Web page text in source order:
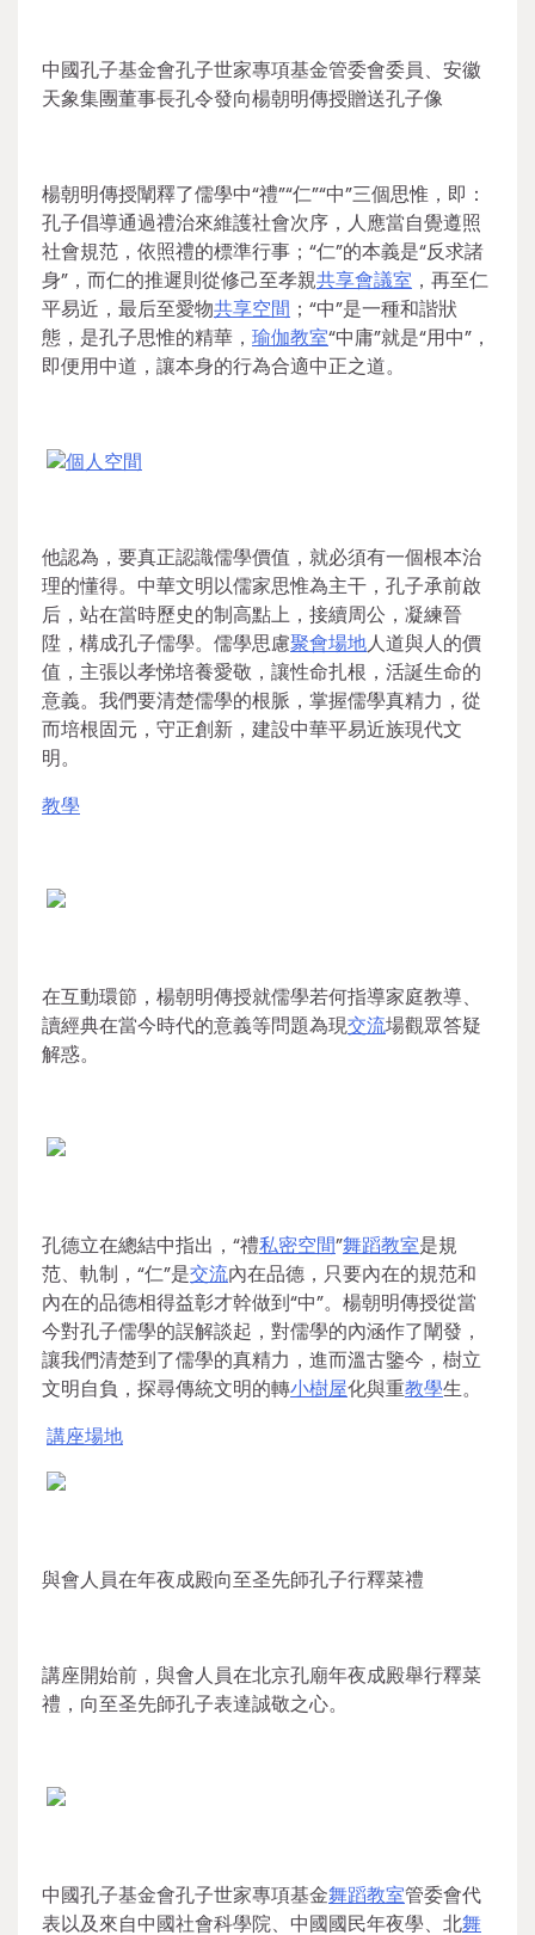
中國孔子基金會孔子世家專項基金管委會委員、安徽
天象集團董事長孔令發向楊朝明傳授贈送孔子像
楊朝明傳授闡釋了儒學中“禮”“仁”“中”三個思惟，即：
孔子倡導通過禮治來維護社會次序，人應當自覺遵照
社會規范，依照禮的標準行事；“仁”的本義是“反求諸
身”，而仁的推遲則從修己至孝親共享會議室 ，再至仁
平易近，最后至愛物共享空間 ；“中”是一種和諧狀
態，是孔子思惟的精華， 瑜伽教室“中庸”就是“用中”，
即便用中道，讓本身的行為合適中正之道。
個人空間
他認為，要真正認識儒學價值，就必須有一個根本治
理的懂得。中華文明以儒家思惟為主干，孔子承前啟
后，站在當時歷史的制高點上，接續周公，凝練晉
陞，構成孔子儒學。儒學思慮聚會場地人道與人的價
值，主張以孝悌培養愛敬，讓性命扎根，活誕生命的
意義。我們要清楚儒學的根脈，掌握儒學真精力，從
而培根固元，守正創新，建設中華平易近族現代文
明。
教學
在互動環節，楊朝明傳授就儒學若何指導家庭教導、
讀經典在當今時代的意義等問題為現交流場觀眾答疑
解惑。
孔德立在總結中指出，“禮私密空間”舞蹈教室是規
范、軌制，“仁”是交流內在品德，只要內在的規范和
內在的品德相得益彰才幹做到“中”。楊朝明傳授從當
今對孔子儒學的誤解談起，對儒學的內涵作了闡發，
讓我們清楚到了儒學的真精力，進而溫古鑒今，樹立
文明自負，探尋傳統文明的轉小樹屋化與重教學生。
講座場地
與會人員在年夜成殿向至圣先師孔子行釋菜禮
講座開始前，與會人員在北京孔廟年夜成殿舉行釋菜
禮，向至圣先師孔子表達誠敬之心。
中國孔子基金會孔子世家專項基金舞蹈教室管委會代
表以及來自中國社會科學院、中國國民年夜學、北舞